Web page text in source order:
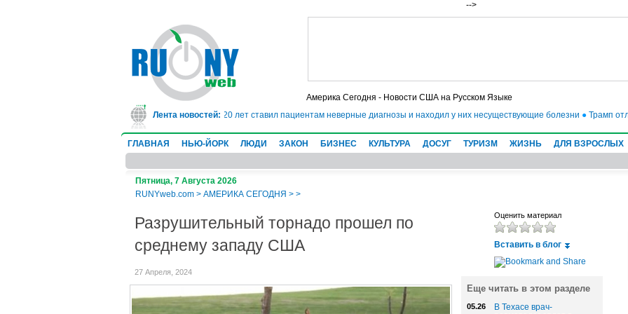
-->
Америка Сегодня - Новости США на Русском Языке
Лента новостей:
сядет в тюрьму на 10 лет за мошенничество: он 20 лет ставил пациентам неверные диагнозы и находил у них несуществующие болезни● Трамп
ГЛАВНАЯ НЬЮ-ЙОРК ЛЮДИ ЗАКОН БИЗНЕС КУЛЬТУРА ДОСУГ ТУРИЗМ ЖИЗНЬ ДЛЯ ВЗРОСЛЫХ
Пятница, 7 Августа 2026
RUNYweb.com > АМЕРИКА СЕГОДНЯ > >
Оценить материал
Вставить в блог
Еще читать в этом разделе
05.26
В Техасе врач-
Разрушительный торнадо прошел по
среднему западу США
27 Апреля, 2024